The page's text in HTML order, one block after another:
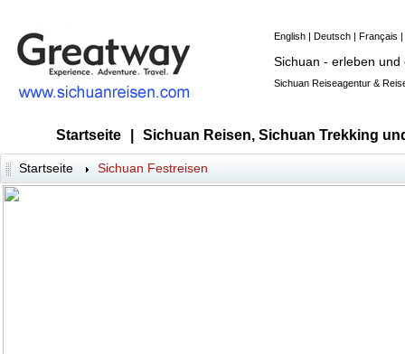
English| Deutsch| Français |
Sichuan - erleben und
Sichuan Reiseagentur &
Startseite Sichuan Reisen, Sichuan Trekking
Startseite Sichuan Festreisen